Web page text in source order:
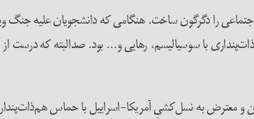
سیاسی تبدیل شد که تا اندازه‌ای روابط اجتماعی را دگرگون ساخت. هنگامی که
با سوسیالیسم، رهایی و… بود. صدالبته که درست از
به نسل‌کشیِ آمریکا-اسراییل با حماس